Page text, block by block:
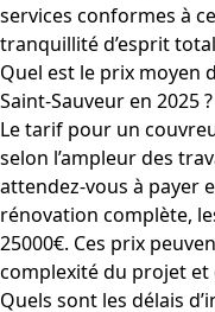
services conformes à
tranquillité d’esprit
Quel est le prix moyen
Saint-Sauveur en 2025 ?
Le tarif pour un
selon l’ampleur des
attendez-vous à payer
rénovation complète,
25000€. Ces prix
complexité du projet et
Quels sont les délais